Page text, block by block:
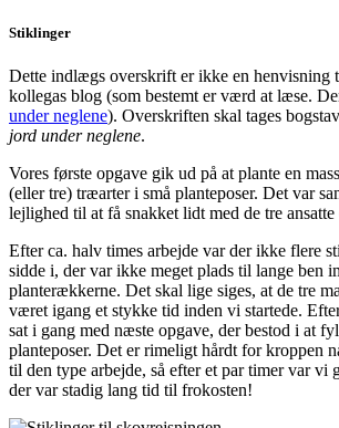
Stiklinger
Dette indlægs overskrift er ikke en henvisning
kollegas blog (som bestemt er værd at læse.
under neglene). Overskriften skal tages
jord under neglene.
Vores første opgave gik ud på at plante en
(eller tre) træarter i små planteposer. Det var
lejlighed til at få snakket lidt med de tre ansatte
Efter ca. halv times arbejde var der ikke flere
sidde i, der var ikke meget plads til lange ben
planterækkerne. Det skal lige siges, at de tre
været igang et stykke tid inden vi startede.
sat i gang med næste opgave, der bestod i at
planteposer. Det er rimeligt hårdt for kroppen
til den type arbejde, så efter et par timer var vi
der var stadig lang tid til frokosten!